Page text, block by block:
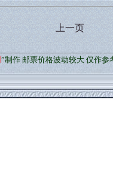
上一页
”制作 邮票价格波动较大 仅作参